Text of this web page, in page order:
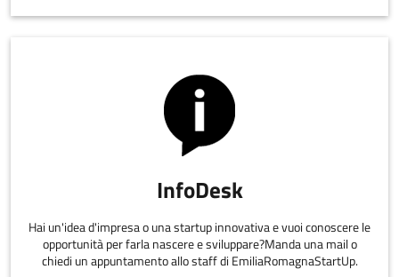
InfoDesk
Hai un'idea d'impresa o una startup innovativa e vuoi conoscere le
opportunità per farla nascere e sviluppare?Manda una mail o
chiedi un appuntamento allo staff di EmiliaRomagnaStartUp.